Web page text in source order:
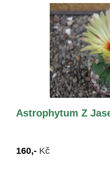
Astrophytum Z
160,- Kč